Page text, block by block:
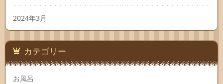
2024年3月
カテゴリー
お風呂